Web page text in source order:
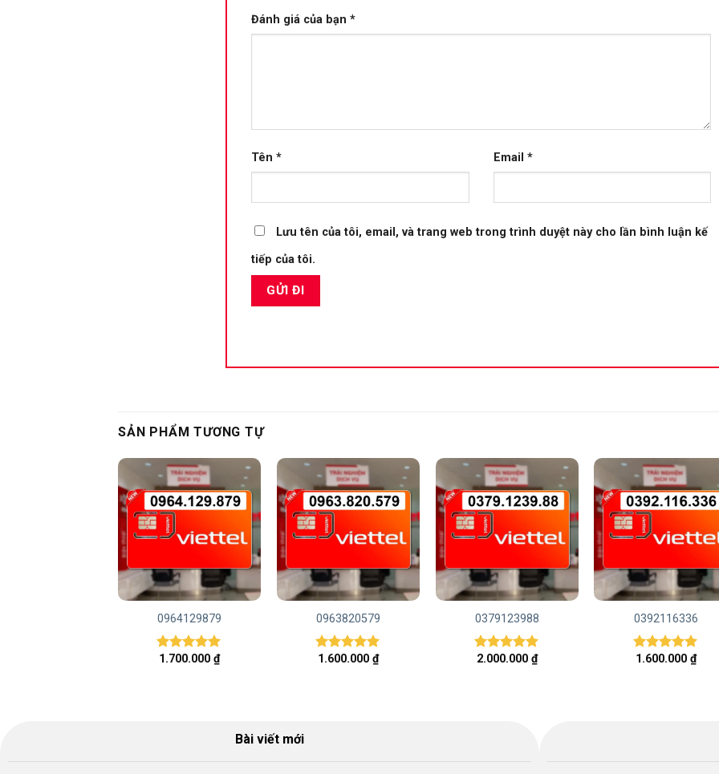
Đánh giá của bạn *
Tên * Email *
Lưu tên của tôi, email, và trang web trong trình duyệt này cho lần bình luận kế
tiếp của tôi.
SẢN PHẨM TƯƠNG TỰ
0964129879
Được xếp
1.700.000 ₫
0963820579
Được xếp
1.600.000 ₫
0379123988
Được xếp
2.000.000 ₫
0392116336
Được xếp
1.600.000 ₫
Bài viết mới